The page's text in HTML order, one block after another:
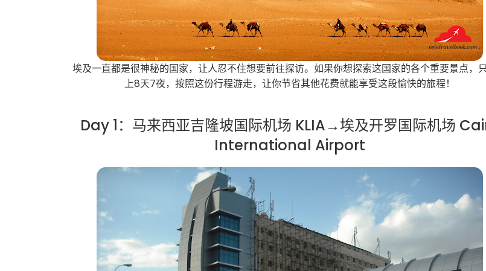
埃及一直都是很神秘的国家，让人忍不住想要前往探访。如果你想探索这国家的各个重要景点，
上8天7夜，按照这份行程游走，让你节省其他花费就能享受这段愉快的旅程！
Day 1：马来西亚吉隆坡国际机场 KLIA→埃及开罗国际机场
International Airport